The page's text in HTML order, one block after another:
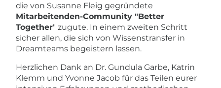
die von Susanne Fleig gegründete
Mitarbeitenden-Community "Better
Together" zugute. In einem zweiten Schritt
sicher allen, die sich von Wissenstransfer in
Dreamteams begeistern lassen.
Herzlichen Dank an Dr. Gundula Garbe, Katrin
Klemm und Yvonne Jacob für das Teilen eurer